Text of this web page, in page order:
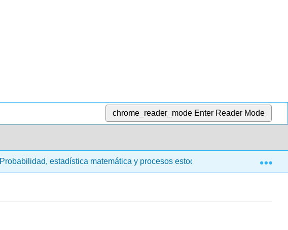
chrome_reader_mode Enter Reader Mode
Probabilidad, estadística matemática y procesos estocásticos (Siegrist)